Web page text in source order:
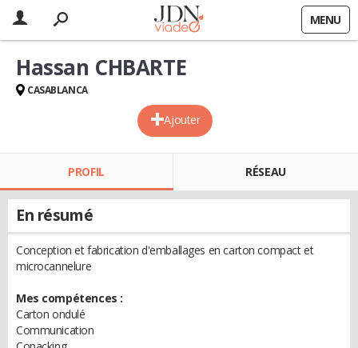
MENU
Ajouter
Hassan CHBARTE
CASABLANCA
PROFIL RÉSEAU
En résumé
Conception et fabrication d'emballages en carton compact et
microcannelure
Mes compétences :
Carton ondulé
Communication